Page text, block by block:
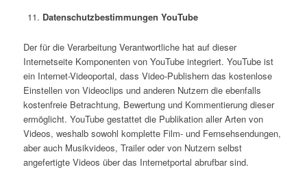
Datenschutzbestimmungen YouTube
Der für die Verarbeitung Verantwortliche hat auf dieser
Internetseite Komponenten von YouTube integriert. YouTube ist
ein Internet-Videoportal, dass Video-Publishern das kostenlose
Einstellen von Videoclips und anderen Nutzern die ebenfalls
kostenfreie Betrachtung, Bewertung und Kommentierung dieser
ermöglicht. YouTube gestattet die Publikation aller Arten von
Videos, weshalb sowohl komplette Film- und Fernsehsendungen,
aber auch Musikvideos, Trailer oder von Nutzern selbst
angefertigte Videos über das Internetportal abrufbar sind.